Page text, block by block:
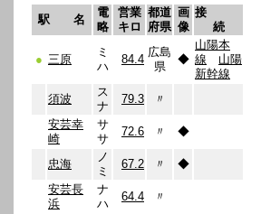
駅 名
電
略
営業
キロ
都道
府県
画
像
接
続
● 三原
ミ
ハ
84.4
広島
県
◆
山陽本
線
山陽
新幹線
須波
ス
ナ
79.3
〃
安芸幸
崎
サ
サ
72.6 〃 ◆
忠海
ノ
ミ
67.2 〃
◆
安芸長
浜
ナ
ハ
64.4 〃